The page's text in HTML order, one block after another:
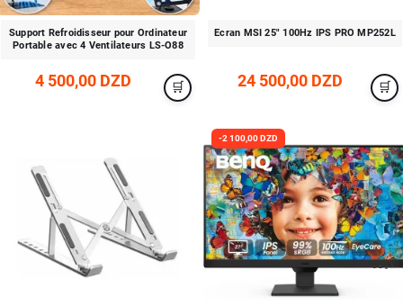
Support Refroidisseur pour Ordinateur
Portable avec 4 Ventilateurs LS-O88
4 500,00 DZD
Ecran MSI 25" 100Hz IPS PRO MP252L
24 500,00 DZD
-2 100,00 DZD